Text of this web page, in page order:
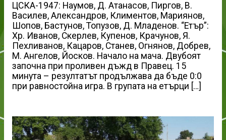
ЦСКА-1947: Наумов, Д. Атанасов, Пиргов, В.
Василев, Александров, Климентов, Мариянов,
Шопов, Бастунов, Топузов, Д. Младенов. “Етър”:
Хр. Иванов, Скерлев, Купенов, Крачунов, Я.
Пехливанов, Кацаров, Станев, Огнянов, Добрев,
М. Ангелов, Йосков. Начало на мача. Двубоят
започна при проливен дъжд в Правец. 15
минута – резултатът продължава да бъде 0:0
при равностойна игра. В групата на етърци […]